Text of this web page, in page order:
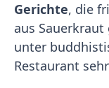
Gerichte, die
aus
unter
Restaurant